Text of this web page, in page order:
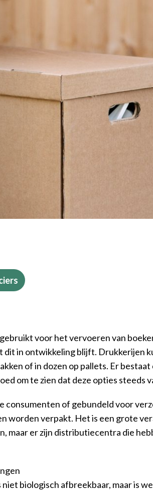
voor het vervoeren van
in ontwikkeling blijft. Drukkerijen
of in dozen op pallets. Er
om te zien dat deze opties steeds
of gebundeld voor
worden verpakt. Het is een grote
maar er zijn distributiecentra die
biologisch afbreekbaar, maar is